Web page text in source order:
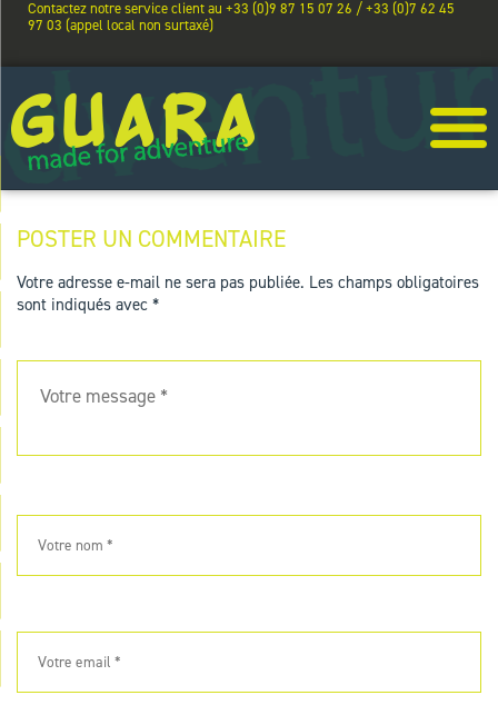
Contactez notre service client au +33 (0)9 87 15 07 26 / +33 (0)7 62 45
97 03 (appel local non surtaxé)
POSTER UN COMMENTAIRE
Votre adresse e-mail ne sera pas publiée. Les champs obligatoires
sont indiqués avec *